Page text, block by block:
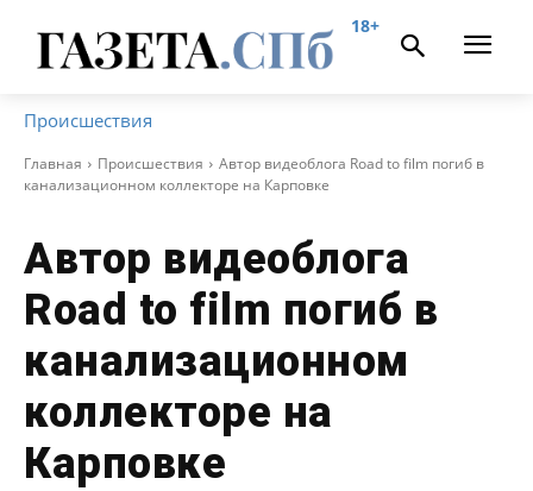
18+
Происшествия
Главная Происшествия
Автор видеоблога Road to film погиб в
канализационном коллекторе на Карповке
Автор видеоблога
Road to film погиб в
канализационном
коллекторе на
Карповке